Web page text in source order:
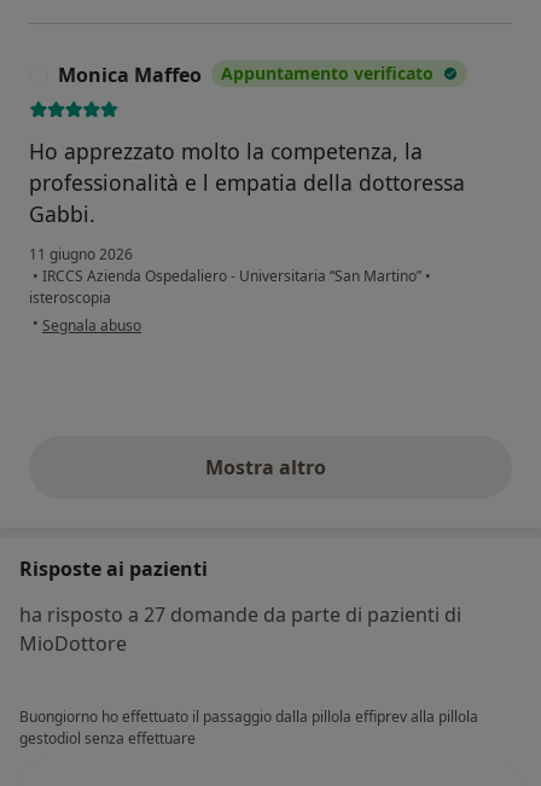
Monica Maffeo Appuntamento verificato
Ho apprezzato molto la competenza, la
professionalità e l empatia della dottoressa
Gabbi.
11 giugno 2026
• IRCCS Azienda Ospedaliero - Universitaria “San Martino” •
isteroscopia
• secondo l'opinione dell'utente Monica Maffeo
Segnala abuso
Mostra altroopinioni di cui sopra
Risposte ai pazienti
ha risposto a 27 domande da parte di pazienti di
MioDottore
Buongiorno ho effettuato il passaggio dalla pillola effiprev alla pillola
gestodiol senza effettuare